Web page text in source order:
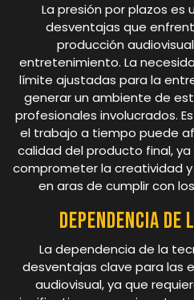
La presión por plazos es
desventajas que
producción
entretenimiento. La
límite ajustadas para la
generar un ambiente de
profesionales involucrados.
el trabajo a tiempo puede
calidad del producto final,
comprometer la creatividad
en aras de cumplir con
Dependencia
La dependencia de la
desventajas clave para las
audiovisual, ya que